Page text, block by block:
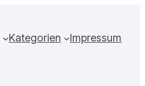
Kategorien Impressum